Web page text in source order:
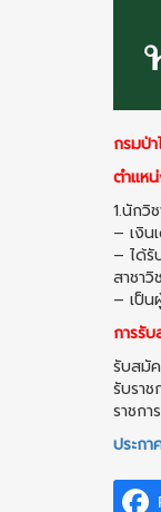
กรมป่า
ตำแห
1.นักวิ
– เงิน
– ได้รั
สาชา
– เป็น
การรั
รับสมั
รับรา
ราชกา
ประก